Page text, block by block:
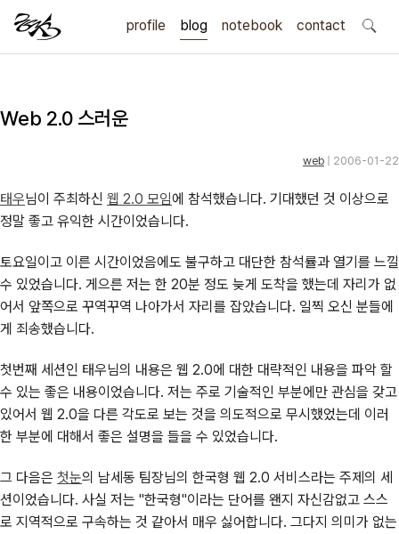
profile blog notebook contact
search
Web 2.0 스러운
web | 2006-01-22
태우님이 주최하신 웹 2.0 모임에 참석했습니다. 기대했던 것 이상으로
정말 좋고 유익한 시간이었습니다.
토요일이고 이른 시간이었음에도 불구하고 대단한 참석률과 열기를 느낄
수 있었습니다. 게으른 저는 한 20분 정도 늦게 도착을 했는데 자리가 없
어서 앞쪽으로 꾸역꾸역 나아가서 자리를 잡았습니다. 일찍 오신 분들에
게 죄송했습니다.
첫번째 세션인 태우님의 내용은 웹 2.0에 대한 대략적인 내용을 파악 할
수 있는 좋은 내용이었습니다. 저는 주로 기술적인 부분에만 관심을 갖고
있어서 웹 2.0을 다른 각도로 보는 것을 의도적으로 무시했었는데 이러
한 부분에 대해서 좋은 설명을 들을 수 있었습니다.
그 다음은 첫눈의 남세동 팀장님의 한국형 웹 2.0 서비스라는 주제의 세
션이었습니다. 사실 저는 "한국형"이라는 단어를 왠지 자신감없고 스스
로 지역적으로 구속하는 것 같아서 매우 싫어합니다. 그다지 의미가 없는